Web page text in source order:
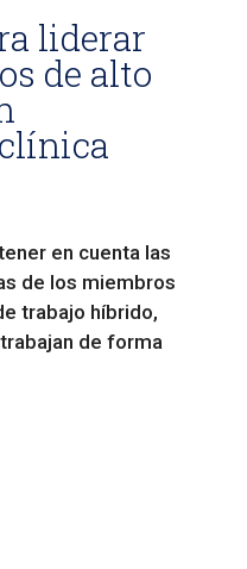
liderar
de alto
en cuenta las
de los miembros
trabajo híbrido,
de forma